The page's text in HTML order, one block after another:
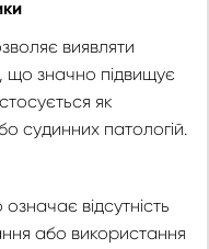
виявляти
що значно підвищує
як
судинних патологій.
відсутність
або використання